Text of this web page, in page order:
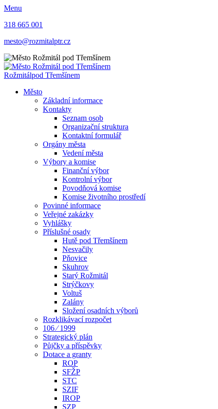
Menu
318 665 001
mesto@rozmitalptr.cz
Rožmitálpod Třemšínem
Město
Základní informace
Kontakty
Seznam osob
Organizační struktura
Kontaktní formulář
Orgány města
Vedení města
Výbory a komise
Finanční výbor
Kontrolní výbor
Povodňová komise
Komise životního prostředí
Povinné informace
Veřejné zakázky
Vyhlášky
Příslušné osady
Hutě pod Třemšínem
Nesvačily
Pňovice
Skuhrov
Starý Rožmitál
Strýčkovy
Voltuš
Zalány
Složení osadních výborů
Rozklikávací rozpočet
106 ⁄ 1999
Strategický plán
Půjčky a příspěvky
Dotace a granty
ROP
SFŽP
STC
SZIF
IROP
SZP